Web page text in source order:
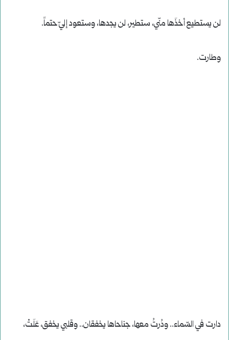
لن يستطيع أخذَها منّي، ستطير، لن يجدها، وستعود إليّ حتماً.
وطارت.
دارت في السّماء.. ودُرتُ معها، جناحاها يخفقان.. وقلبي يخفق، عَلَتْ،